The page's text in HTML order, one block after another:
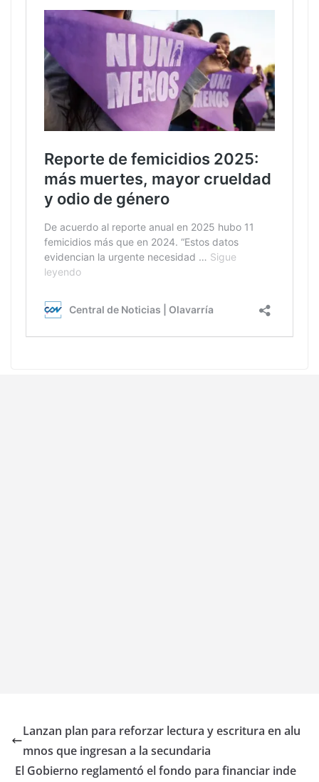
Lanzan plan para reforzar lectura y escritura en alu
mnos que ingresan a la secundaria
El Gobierno reglamentó el fondo para financiar inde